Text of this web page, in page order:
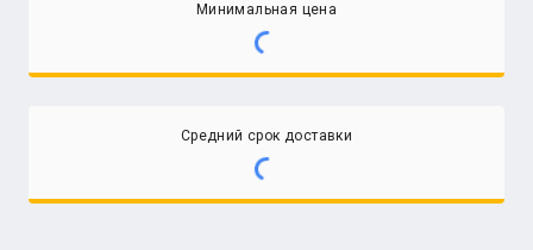
Минимальная цена
Средний срок доставки